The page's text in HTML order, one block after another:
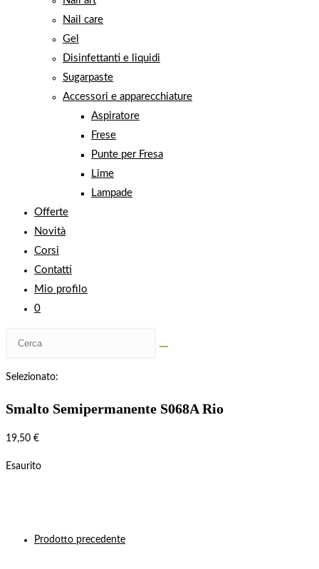
Nail care
Gel
Disinfettanti e liquidi
Sugarpaste
Accessori e apparecchiature
Aspiratore
Frese
Punte per Fresa
Lime
Lampade
Offerte
Novità
Corsi
Contatti
Mio profilo
0
Selezionato:
Smalto Semipermanente S068A Rio
19,50 €
Esaurito
Prodotto precedente